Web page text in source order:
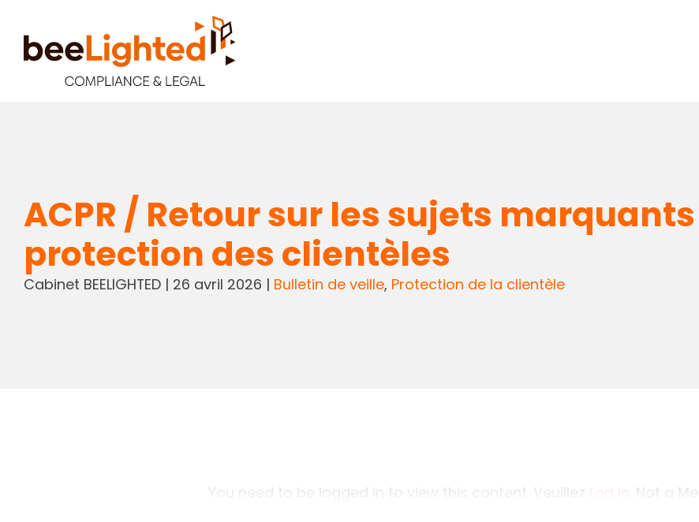
ACPR / Retour sur les sujets
protection des clientèles
Cabinet BEELIGHTED| 26 avril 2026 | Bulletin de veille, Protection de la clientèle
You need to be logged in to view this content. Veuillez . Not a